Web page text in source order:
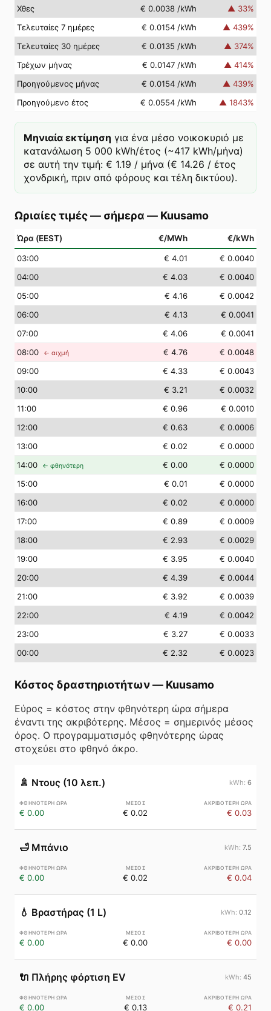
Χθες
€ 0.0038 /kWh ▲ 33%
Τελευταίες 7 ημέρες
€ 0.0154 /kWh ▲ 439%
Τελευταίες 30 ημέρες
€ 0.0135 /kWh ▲ 374%
Τρέχων μήνας
€ 0.0147 /kWh ▲ 414%
Προηγούμενος μήνας
€ 0.0154 /kWh ▲ 439%
Προηγούμενο έτος
€ 0.0554 /kWh ▲ 1843%
Μηνιαία εκτίμηση για ένα μέσο νοικοκυριό με
κατανάλωση 5 000 kWh/έτος (~417 kWh/μήνα)
σε αυτή την τιμή: € 1.19 / μήνα (€ 14.26 / έτος
χονδρική, πριν από φόρους και τέλη δικτύου).
Ωριαίες τιμές — σήμερα — Kuusamo
Ώρα (EEST) €/MWh €/kWh
03:00 € 4.01
€ 0.0040
04:00 € 4.03
€ 0.0040
05:00 € 4.16
€ 0.0042
06:00 € 4.13
€ 0.0041
07:00 € 4.06
€ 0.0041
08:00 ← αιχμή € 4.76
€ 0.0048
09:00 € 4.33
€ 0.0043
10:00 € 3.21
€ 0.0032
11:00 € 0.96
€ 0.0010
12:00 € 0.63
€ 0.0006
13:00 € 0.02
€ 0.0000
14:00 ← φθηνότερη € 0.00
€ 0.0000
15:00 € 0.01
€ 0.0000
16:00 € 0.02
€ 0.0000
17:00 € 0.89
€ 0.0009
18:00 € 2.93
€ 0.0029
19:00 € 3.95
€ 0.0040
20:00 € 4.39
€ 0.0044
21:00 € 3.92
€ 0.0039
22:00 € 4.19
€ 0.0042
23:00 € 3.27
€ 0.0033
00:00 € 2.32 € 0.0023
Κόστος δραστηριοτήτων— Kuusamo
Εύρος = κόστος στην φθηνότερη ώρα σήμερα
έναντι της ακριβότερης. Μέσος = σημερινός μέσος
όρος. Ο προγραμματισμός φθηνότερης ώρας
στοχεύει στο φθηνό άκρο.
🚿 Ντους (10 λεπ.) 6
€ 0.00 € 0.02 € 0.03
🛁 Μπάνιο 7.5
€ 0.00 € 0.02 € 0.04
💧 Βραστήρας (1 L) 0.12
€ 0.00 € 0.00 € 0.00
🔌 Πλήρης φόρτιση EV 45
€ 0.00 € 0.13 € 0.21